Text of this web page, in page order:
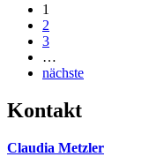
1
2
3
…
nächste
Kontakt
Claudia Metzler